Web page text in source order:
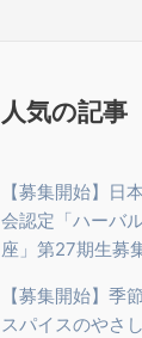
人気の記事
【募集開始】日
会認定「ハーバ
座」第27期生募
【募集開始】季
スパイスのやさ